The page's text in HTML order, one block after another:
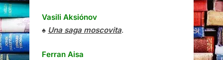
Vasili Aksiónov
♠ Una saga moscovita.
Ferran Aisa